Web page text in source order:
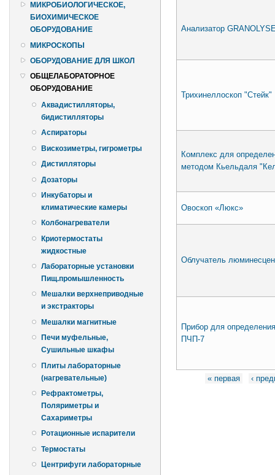
МИКРОБИОЛОГИЧЕСКОЕ,
БИОХИМИЧЕСКОЕ
ОБОРУДОВАНИЕ
МИКРОСКОПЫ
ОБОРУДОВАНИЕ ДЛЯ ШКОЛ
ОБЩЕЛАБОРАТОРНОЕ
ОБОРУДОВАНИЕ
Аквадистилляторы,
бидистилляторы
Аспираторы
Вискозиметры, гигрометры
Дистилляторы
Дозаторы
Инкубаторы и
климатические камеры
Колбонагреватели
Криотермостаты
жидкостные
Лабораторные установки
Пищ.промышленность
Мешалки верхнеприводные
и экстракторы
Мешалки магнитные
Печи муфельные,
Сушильные шкафы
Плиты лабораторные
(нагревательные)
Рефрактометры,
Поляриметры и
Сахариметры
Ротационные испарители
Термостаты
Центрифуги лабораторные
Анализатор
Трихинеллоскоп "Стейк"
Комплекс для
методом Кьельдаля
Овоскоп «Люкс»
Облучатель
Прибор для
ПЧП-7
Страницы
« первая ‹